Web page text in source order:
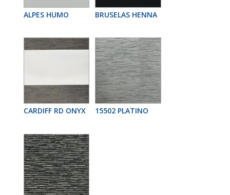
ALPES HUMO BRUSELAS HENNA
CARDIFF RD ONYX 15502 PLATINO